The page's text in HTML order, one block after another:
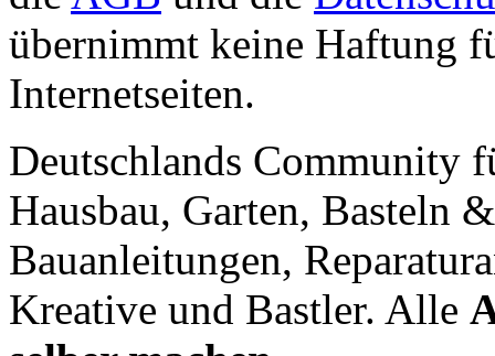
übernimmt keine Haftung
Internetseiten.
Deutschlands Community
Hausbau, Garten, Basteln
Bauanleitungen,
Kreative und Bastler. Alle